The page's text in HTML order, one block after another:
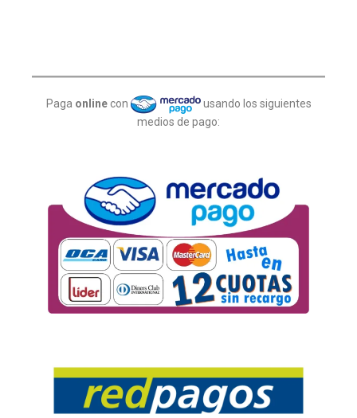
Paga online con
usando los siguientes
medios de pago: